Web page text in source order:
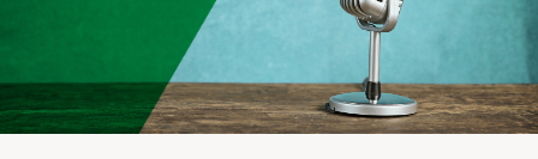
Structures syndicales
Assistance au Travail